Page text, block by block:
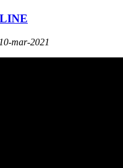
mar-2021